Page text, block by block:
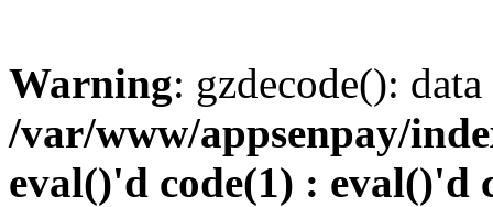
Warning: gzdecode():
/var/www/appsenpay/
eval()'d code(1) : eval()'d